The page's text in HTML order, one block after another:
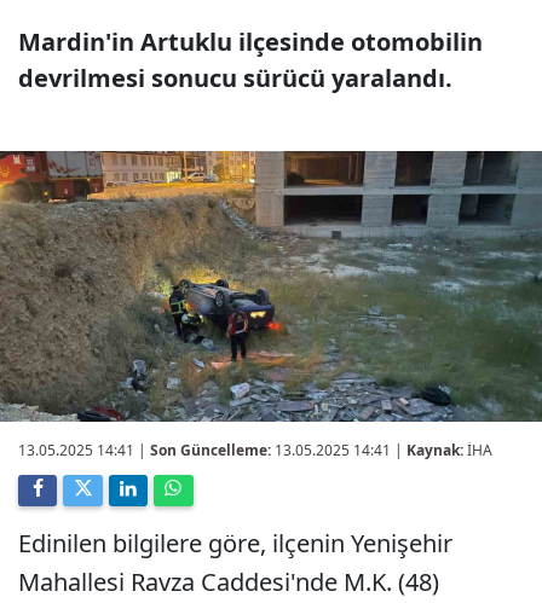
Mardin'in Artuklu ilçesinde otomobilin
devrilmesi sonucu sürücü yaralandı.
13.05.2025 14:41 | Son Güncelleme: 13.05.2025 14:41 | Kaynak:İHA
Edinilen bilgilere göre, ilçenin Yenişehir
Mahallesi Ravza Caddesi'nde M.K. (48)